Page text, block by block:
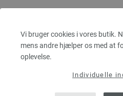
Vi bruger cookies i vores butik.
mens andre hjælper os med at
oplevelse.
Individuelle